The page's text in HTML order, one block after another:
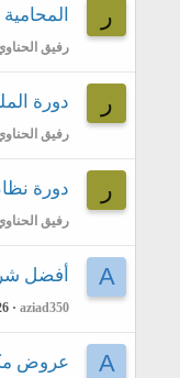
ر
رفيق
ر دورة
رفيق
ر دورة
رفيق
A أفضل
aziad350
A عروض